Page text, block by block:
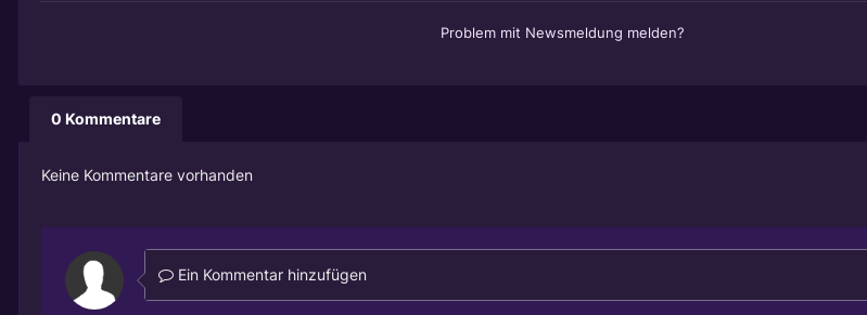
Problem mit Newsmeldung melden?
0 Kommentare
Keine Kommentare vorhanden
Ein Kommentar hinzufügen